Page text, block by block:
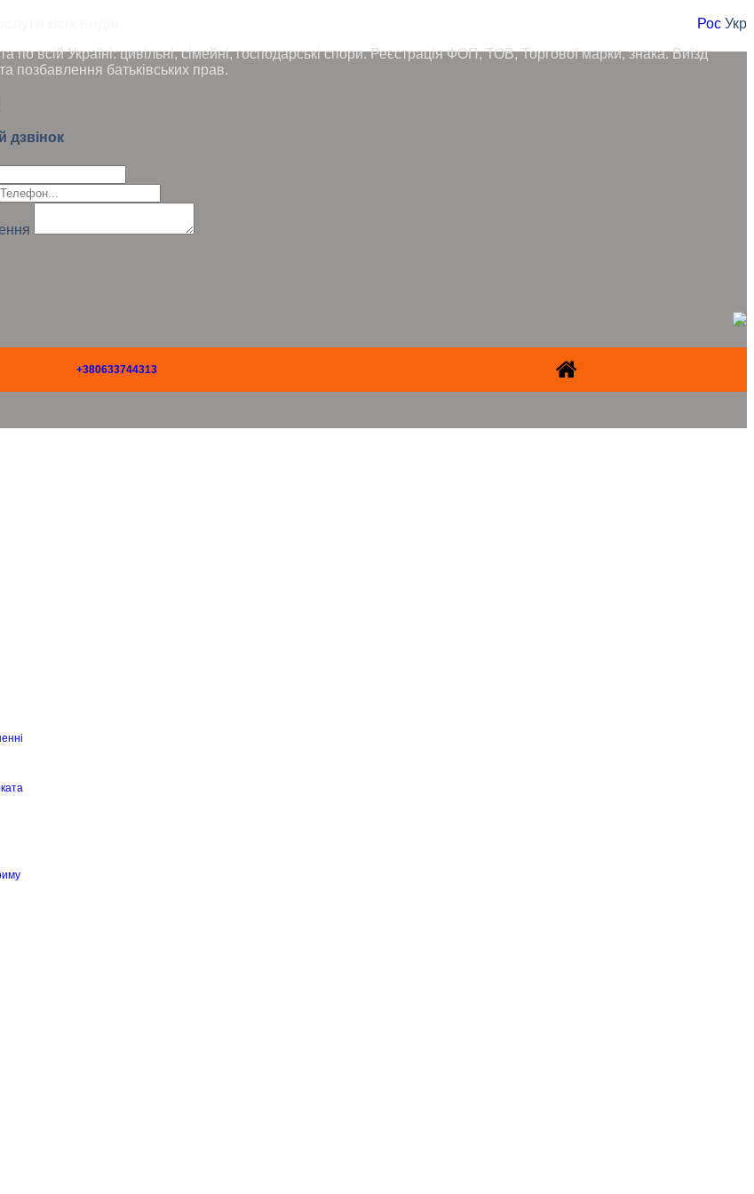
Рос Укр
по всій Україні: цивільні, сімейні, господарські спори. Реєстрація ФОП, ТОВ, Торгової марки, знака. Виїзд
позбавлення батьківських прав.
дзвінок
+380633744313